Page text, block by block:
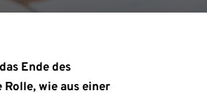
Ende des
wie aus einer